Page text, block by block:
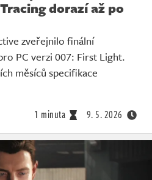
dorazí až po
zveřejnilo finální
PC verzi 007: First Light.
měsíců specifikace
1 minuta 9. 5. 2026